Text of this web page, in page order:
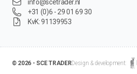
info@scetrader.nl
+31 (0)6 - 29 01 69 30
KvK: 91139953
© 2026 - SCE TRADERDesign & development: